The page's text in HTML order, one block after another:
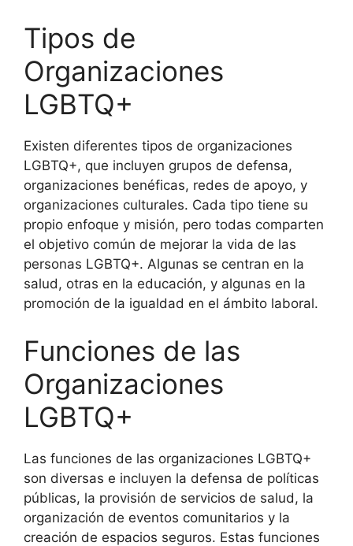
Tipos de
Organizaciones
LGBTQ+
Existen diferentes tipos de organizaciones
LGBTQ+, que incluyen grupos de defensa,
organizaciones benéficas, redes de apoyo, y
organizaciones culturales. Cada tipo tiene su
propio enfoque y misión, pero todas comparten
el objetivo común de mejorar la vida de las
personas LGBTQ+. Algunas se centran en la
salud, otras en la educación, y algunas en la
promoción de la igualdad en el ámbito laboral.
Funciones de las
Organizaciones
LGBTQ+
Las funciones de las organizaciones LGBTQ+
son diversas e incluyen la defensa de políticas
públicas, la provisión de servicios de salud, la
organización de eventos comunitarios y la
creación de espacios seguros. Estas funciones